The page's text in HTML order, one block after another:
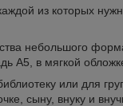
из которых
небольшого
А5, в мягкой
или для
сыну, внуку и